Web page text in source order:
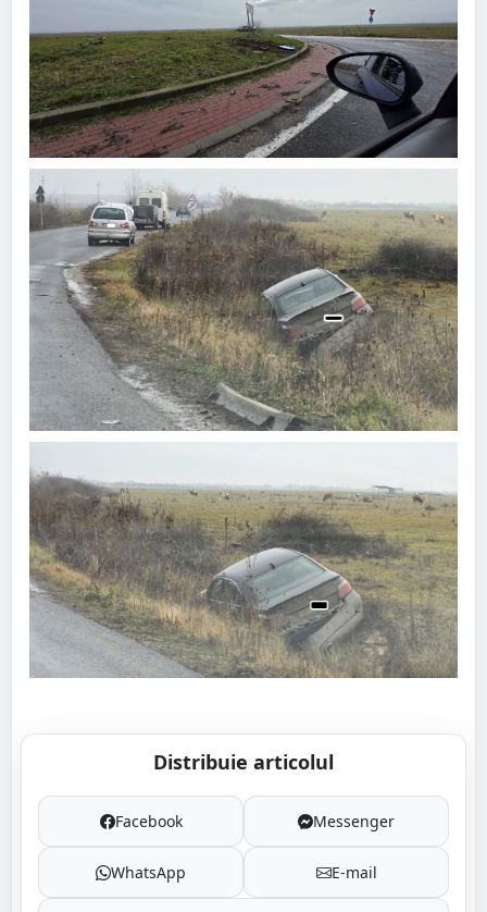
Distribuie articolul
Facebook Messenger
WhatsApp E-mail